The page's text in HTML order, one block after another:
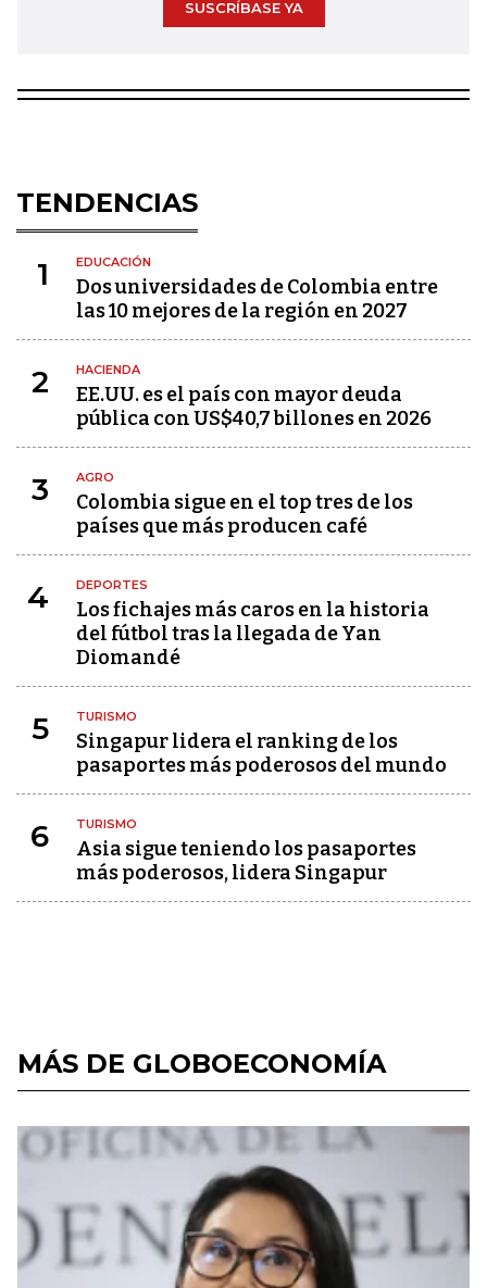
SUSCRÍBASE YA
TENDENCIAS
1 EDUCACIÓN
Dos universidades de Colombia entre
las 10 mejores de la región en 2027
2 HACIENDA
EE.UU. es el país con mayor deuda
pública con US$40,7 billones en 2026
3 AGRO
Colombia sigue en el top tres de los
países que más producen café
4 DEPORTES
Los fichajes más caros en la historia
del fútbol tras la llegada de Yan
Diomandé
5 TURISMO
Singapur lidera el ranking de los
pasaportes más poderosos del mundo
6 TURISMO
Asia sigue teniendo los pasaportes
más poderosos, lidera Singapur
MÁS DE GLOBOECONOMÍA